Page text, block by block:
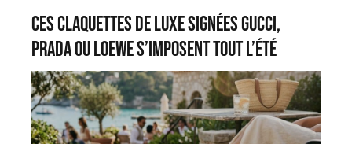
Ces claquettes de luxe signées Gucci,
Prada ou Loewe s’imposent tout l’été